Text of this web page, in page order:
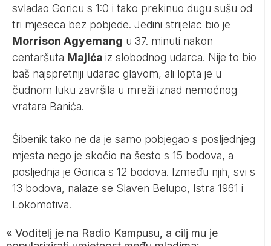
svladao Goricu s 1:0 i tako prekinuo dugu sušu od
tri mjeseca bez pobjede. Jedini strijelac bio je
Morrison Agyemang u 37. minuti nakon
centaršuta Majića iz slobodnog udarca. Nije to bio
baš najspretniji udarac glavom, ali lopta je u
čudnom luku završila u mreži iznad nemoćnog
vratara Banića.
Šibenik tako ne da je samo pobjegao s posljednjeg
mjesta nego je skočio na šesto s 15 bodova, a
posljednja je Gorica s 12 bodova. Između njih, svi s
13 bodova, nalaze se Slaven Belupo, Istra 1961 i
Lokomotiva.
« Voditelj je na Radio Kampusu, a cilj mu je